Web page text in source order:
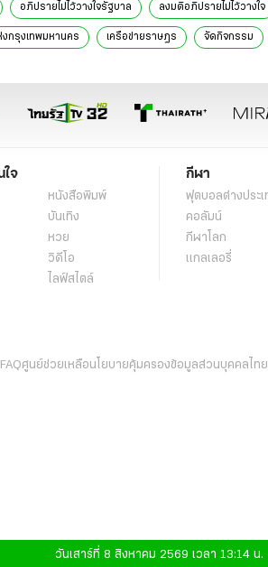
อภิปรายไม่ไว้วางใจรัฐบาล ลงมติอภิปรายไม่ไว้วางใจ
กรุงเทพมหานคร เครือข่ายราษฎร จัดกิจกรรม
ใจ
หนังสือพิมพ์
บันเทิง
หวย
วิดีโอ
ไลฟ์สไตล์
กีฬา
ฟุตบอลต่่างประเ
คอลัมน์
กีฬาโลก
แกลเลอรี่
FAQศูนย์ช่วยเหลือนโยบายคุ้มครองข้อมูลส่วนบุคคลไท
วันเสาร์ที่ 8 สิงหาคม 2569 เวลา 13:14 น.